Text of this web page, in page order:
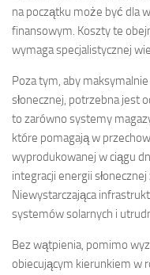
na początku może być dla
finansowym. Koszty te
wymaga specjalistycznej
Poza tym, aby
słonecznej, potrzebna jest
to zarówno systemy
które pomagają w
wyprodukowanej w ciągu
integracji energii
Niewystarczająca
systemów solarnych i
Bez wątpienia, pomimo
obiecującym kierunkiem w